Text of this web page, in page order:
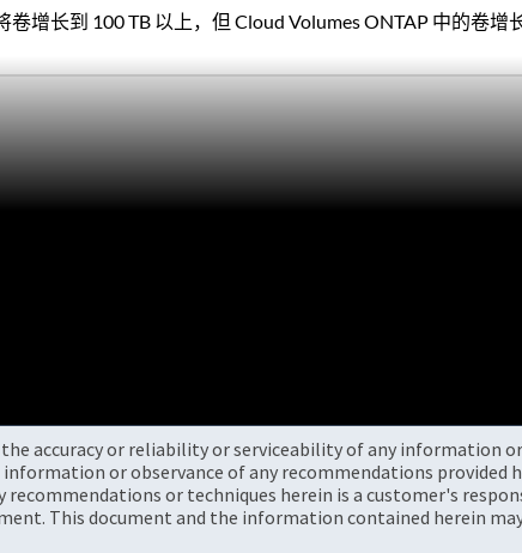
增长到 100 TB 以上，但 Cloud Volumes ONTAP 中的卷增
accuracy or reliability or serviceability of any information
or observance of any recommendations provided
or techniques herein is a customer's
This document and the information contained herein